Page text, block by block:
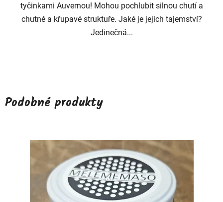
tyčinkami Auvernou! Mohou pochlubit silnou chutí a
chutné a křupavé struktuře. Jaké je jejich tajemství?
Jedinečná...
Podobné produkty